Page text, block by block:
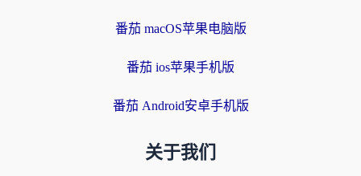
番茄 macOS苹果电脑版
番茄 ios苹果手机版
番茄 Android安卓手机版
关于我们